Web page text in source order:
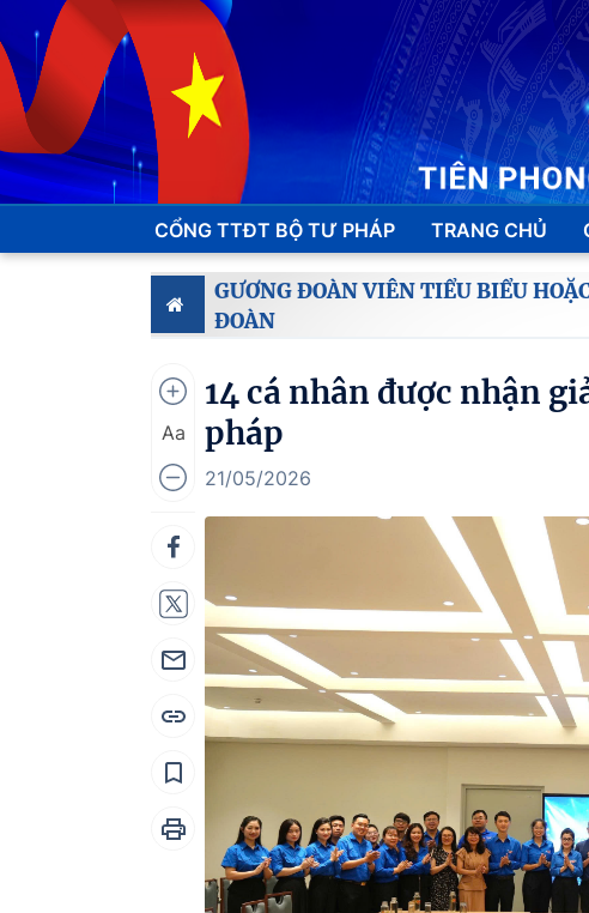
CỔNG TTĐT BỘ TƯ PHÁP TRANG CHỦ
GƯƠNG ĐOÀN VIÊN TIỂU BIỂU
ĐOÀN
Aa
14 cá nhân được nhận
pháp
21/05/2026